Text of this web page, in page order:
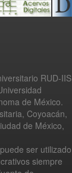
RUD-IIS
de México.
Coyoacán,
de México,
ser utilizado
siempre